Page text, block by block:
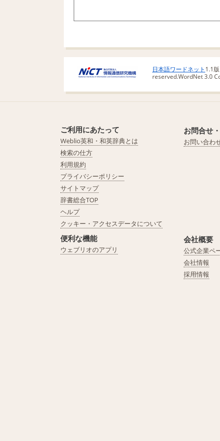
日本語ワードネット 1.1
reserved.WordNet 3.0
ご利用にあたって
Weblio英和・和英辞典とは
検索の仕方
利用規約
プライバシーポリシー
サイトマップ
辞書総合TOP
ヘルプ
クッキー・アクセスデータについて
便利な機能
ウェブリオのアプリ
お問合せ
お問い合わ
会社概要
公式企業ペ
会社情報
採用情報